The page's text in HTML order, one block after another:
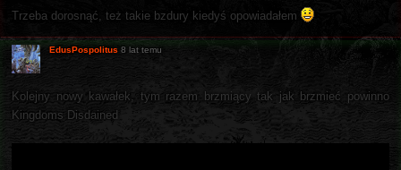
Trzeba dorosnąć, też takie bzdury kiedyś opowiadałem
EdusPospolitus 8 lat temu
Kolejny nowy kawałek, tym razem brzmiący tak jak brzmieć powinno
Kingdoms Disdained